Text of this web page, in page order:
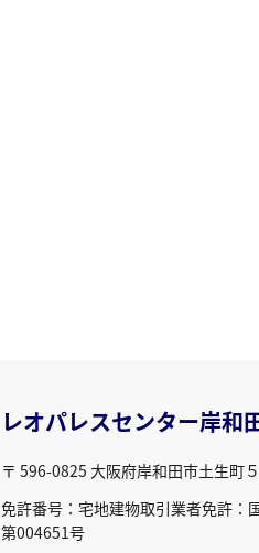
レオパレスセンター岸和
〒 596-0825 大阪府岸和田市土生町
免許番号：宅地建物取引業者免許：
第004651号